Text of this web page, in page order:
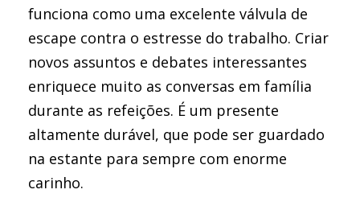
funciona como uma excelente válvula de
escape contra o estresse do trabalho. Criar
novos assuntos e debates interessantes
enriquece muito as conversas em família
durante as refeições. É um presente
altamente durável, que pode ser guardado
na estante para sempre com enorme
carinho.